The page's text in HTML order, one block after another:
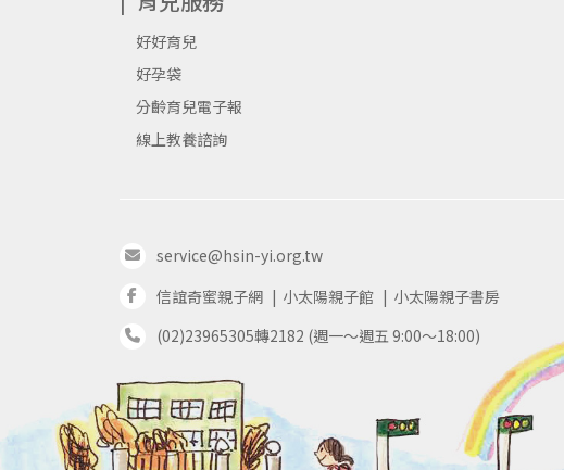
好好育兒
好孕袋
分齡育兒電子報
線上教養諮詢
service@hsin-yi.org.tw
信誼奇蜜親子網
小太陽親子館
小太陽親子書房
(02)23965305轉2182 (週一～週五 9:00～18:00)